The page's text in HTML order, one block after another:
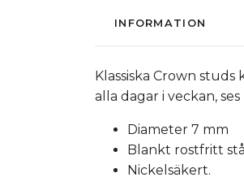
INFORMATION
Klassiska Crown
alla dagar i veckan,
Diameter 7 mm
Blankt rostfritt stål
Nickelsäkert.